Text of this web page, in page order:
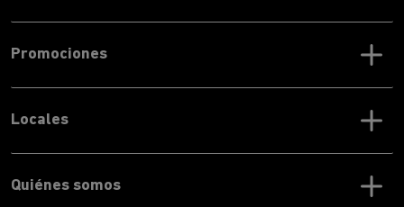
Promociones
Locales
Quiénes somos